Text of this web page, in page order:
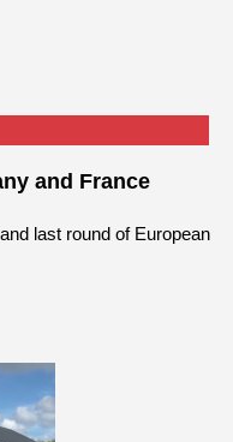
and France
last round of European